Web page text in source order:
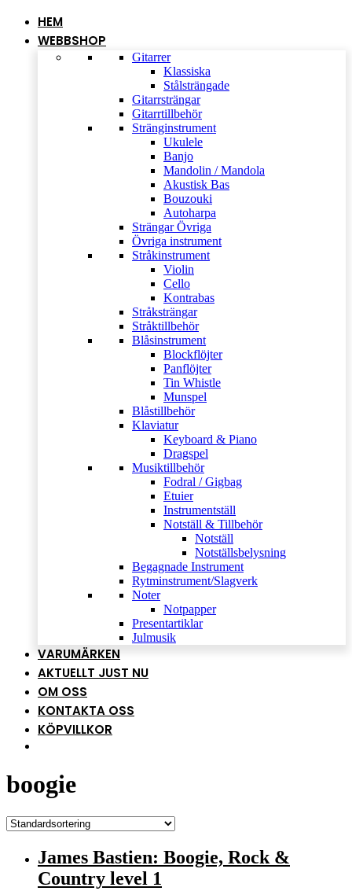
HEM
WEBBSHOP
Gitarrer
Klassiska
Stålsträngade
Gitarrsträngar
Gitarrtillbehör
Stränginstrument
Ukulele
Banjo
Mandolin / Mandola
Akustisk Bas
Bouzouki
Autoharpa
Strängar Övriga
Övriga instrument
Stråkinstrument
Violin
Cello
Kontrabas
Stråksträngar
Stråktillbehör
Blåsinstrument
Blockflöjter
Panflöjter
Tin Whistle
Munspel
Blåstillbehör
Klaviatur
Keyboard & Piano
Dragspel
Musiktillbehör
Fodral / Gigbag
Etuier
Instrumentställ
Notställ & Tillbehör
Notställ
Notställsbelysning
Begagnade Instrument
Rytminstrument/Slagverk
Noter
Notpapper
Presentartiklar
Julmusik
VARUMÄRKEN
AKTUELLT JUST NU
OM OSS
KONTAKTA OSS
KÖPVILLKOR
boogie
James Bastien: Boogie, Rock &
Country level 1